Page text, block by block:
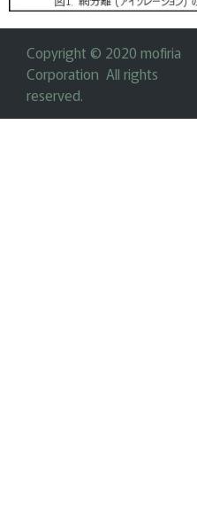
Copyright © 2020 mofiria
Corporation All rights
reserved.